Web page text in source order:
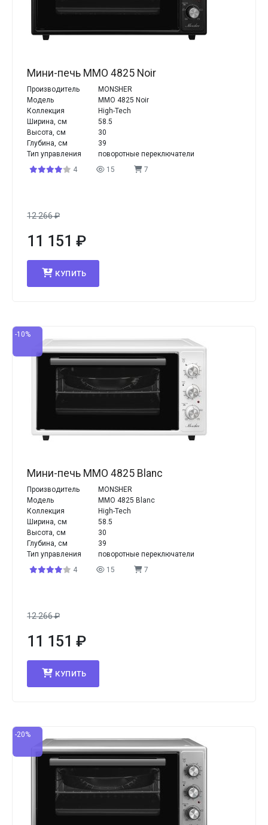
Мини-печь MMO 4825 Noir
Производитель
MONSHER
Модель
MMO 4825 Noir
Коллекция
High-Tech
Ширина, см
58.5
Высота, см
30
Глубина, см
39
Тип управления
поворотные переключатели
4
15 7
12 266₽
11 151 ₽
КУПИТЬ
-10%
Мини-печь MMO 4825 Blanc
Производитель
MONSHER
Модель
MMO 4825 Blanc
Коллекция
High-Tech
Ширина, см
58.5
Высота, см
30
Глубина, см
39
Тип управления
поворотные переключатели
4
15 7
12 266₽
11 151 ₽
КУПИТЬ
-20%